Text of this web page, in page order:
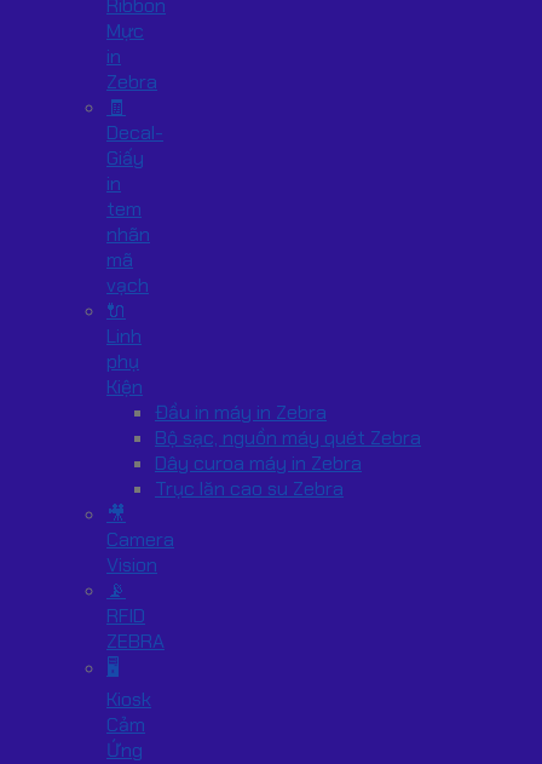
Ribbon
Mực
in
Zebra
🧾
Decal-
Giấy
in
tem
nhãn
mã
vạch
🔌
Linh
phụ
Kiện
Đầu in máy in Zebra
Bộ sạc, nguồn máy quét Zebra
Dây curoa máy in Zebra
Trục lăn cao su Zebra
🎥
Camera
Vision
📡
RFID
ZEBRA
🖥️
Kiosk
Cảm
Ứng